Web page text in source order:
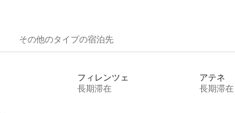
その他のタ⁠イ⁠プ⁠の宿⁠泊⁠先
フィレンツェ
長期滞在
アテネ
長期滞在